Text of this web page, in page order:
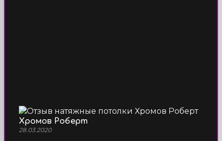
Хромов Роберт
28.03.2020